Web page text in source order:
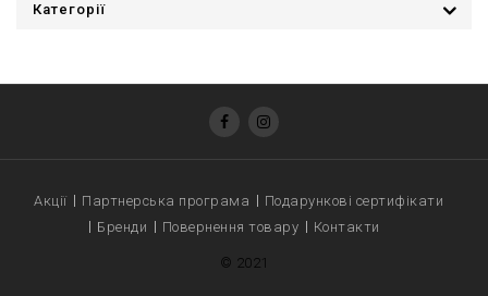
Категорії
Акції Партнерська програма
Подарункові сертифікати
Бренди
Повернення товару Контакти
© 2021